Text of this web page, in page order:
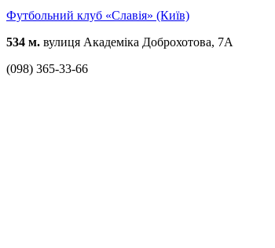
Футбольний клуб «Славія» (Київ)
534 м. вулиця Академіка Доброхотова, 7А
(098) 365-33-66